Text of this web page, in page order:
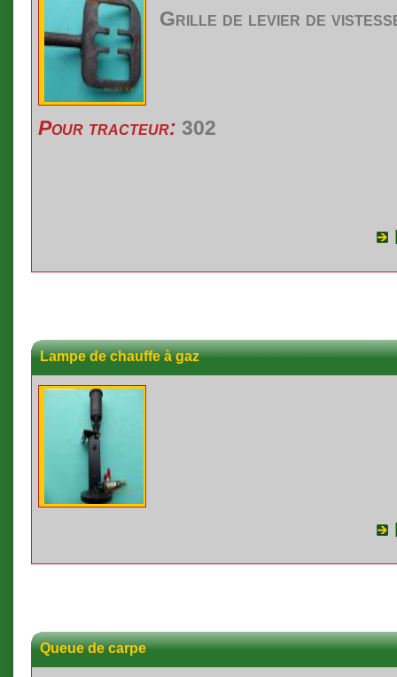
Grille de levier de
Pour tracteur: 302
Lampe de chauffe à gaz
Queue de carpe